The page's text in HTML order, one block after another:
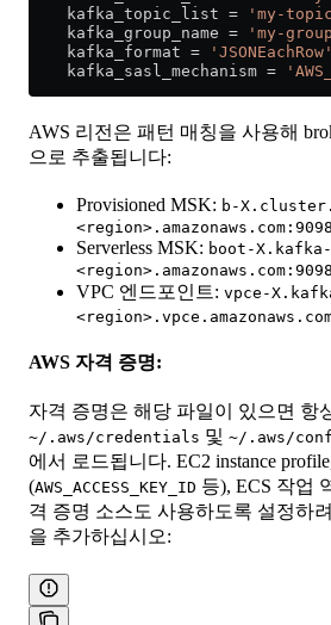
    kafka_topic_list
= 'my-
    kafka_group_name
= 'my-
    kafka_format
= 'JSONEachRow'
    kafka_sasl_mechanism
=
AWS 리전은 패턴 매칭을 사용해
으로 추출됩니다:
Provisioned MSK: b-
<region>.amazonaws.com:9098
Serverless MSK: boot-
<region>.amazonaws.com:9098
VPC 엔드포인트: vpce-
AWS 자격 증명:
자격 증명은 해당 파일이 있으면 항
~/.aws/credentials 및 ~/.aws/
에서 로드됩니다. EC2 instance
(AWS_ACCESS_KEY_ID 등), ECS 작업
격 증명 소스도 사용하도록 설정하
을 추가하십시오: